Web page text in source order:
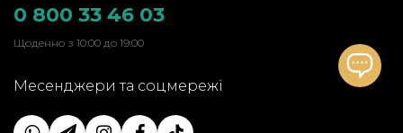
0 800 33 46 03
Щоденно з 10:00 до 19:00
Месенджери та соцмережі